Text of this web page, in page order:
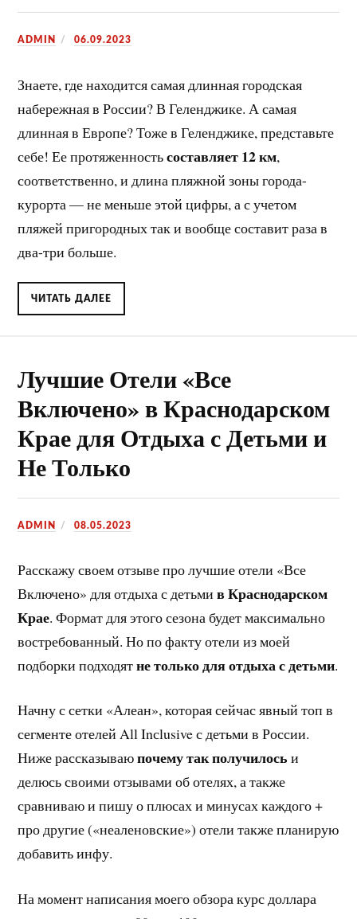
ADMIN 06.09.2023
Знаете, где находится самая длинная городская
набережная в России? В Геленджике. А самая
длинная в Европе? Тоже в Геленджике, представьте
себе! Ее протяженностьсоставляет 12 км,
соответственно, и длина пляжной зоны города-
курорта — не меньше этой цифры, а с учетом
пляжей пригородных так и вообще составит раза в
два-три больше.
ЧИТАТЬ ДАЛЕЕ
Лучшие Отели «Все
Включено» в Краснодарском
Крае для Отдыха с Детьми и
Не Только
ADMIN 08.05.2023
Расскажу своем отзыве про лучшие отели «Все
Включено» для отдыха с детьмив Краснодарском
Крае. Формат для этого сезона будет максимально
востребованный. Но по факту отели из моей
подборки подходятне только для отдыха с детьми.
Начну с сетки «Алеан», которая сейчас явный топ в
сегменте отелей All Inсlusive с детьми в России.
Ниже рассказываюпочему так получилось и
делюсь своими отзывами об отелях, а также
сравниваю и пишу о плюсах и минусах каждого +
про другие («неаленовские») отели также планирую
добавить инфу.
На момент написания моего обзора курс доллара